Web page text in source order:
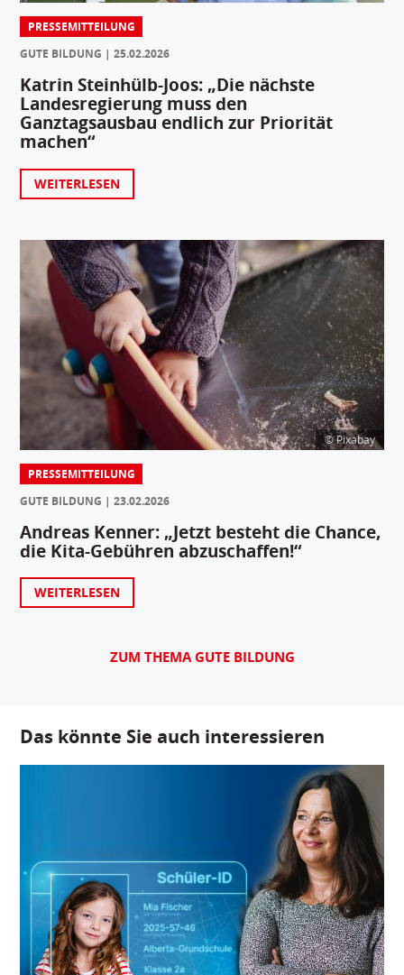
PRESSEMITTEILUNG
GUTE BILDUNG
25.02.2026
Katrin Steinhülb-Joos: „Die nächste
Landesregierung muss den
Ganztagsausbau endlich zur Priorität
machen“
WEITERLESEN
© Pixabay
PRESSEMITTEILUNG
GUTE BILDUNG
23.02.2026
Andreas Kenner: „Jetzt besteht die Chance,
die Kita-Gebühren abzuschaffen!“
WEITERLESEN
ZUM THEMA GUTE BILDUNG
Das könnte Sie auch interessieren